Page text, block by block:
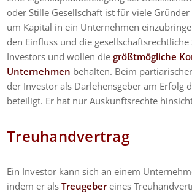
oder Stille Gesellschaft ist für viele
um Kapital in ein Unternehmen
den Einfluss und die gesellschaftsrechtliche
Investors und wollen diegrößtmögliche
Unternehmen behalten. Beim
der Investor als Darlehensgeber am Erfolg
beteiligt. Er hat nur Auskunftsrechte
Treuhandvertrag
Ein Investor kann sich an einem
indem er alsTreugebereines